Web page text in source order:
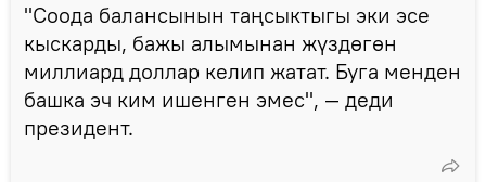
"Соода балансынын таңсыктыгы эки эсе
кыскарды, бажы алымынан жүздөгөн
миллиард доллар келип жатат. Буга менден
башка эч ким ишенген эмес", — деди
президент.